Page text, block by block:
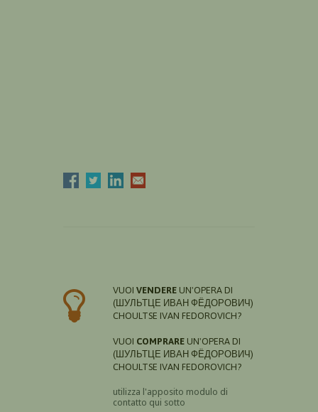
VUOI VENDERE UN'OPERA DI
(ШУЛЬТЦЕ ИВАН ФЁДОРОВИЧ)
CHOULTSE IVAN FEDOROVICH?
VUOI COMPRARE UN'OPERA DI
(ШУЛЬТЦЕ ИВАН ФЁДОРОВИЧ)
CHOULTSE IVAN FEDOROVICH?
utilizza l'apposito modulo di
contatto qui sotto